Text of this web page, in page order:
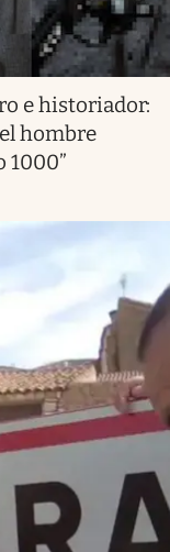
e historiador:
hombre
1000”